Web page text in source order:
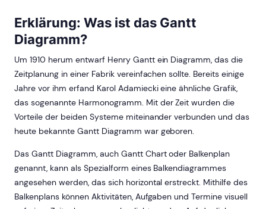
Erklärung: Was ist das Gantt
Diagramm?
Um 1910 herum entwarf Henry Gantt ein Diagramm, das die
Zeitplanung in einer Fabrik vereinfachen sollte. Bereits einige
Jahre vor ihm erfand Karol Adamiecki eine ähnliche Grafik,
das sogenannte Harmonogramm. Mit der Zeit wurden die
Vorteile der beiden Systeme miteinander verbunden und das
heute bekannte Gantt Diagramm war geboren.
Das Gantt Diagramm, auch Gantt Chart oder Balkenplan
genannt, kann als Spezialform eines Balkendiagrammes
angesehen werden, das sich horizontal erstreckt. Mithilfe des
Balkenplans können Aktivitäten, Aufgaben und Termine visuell